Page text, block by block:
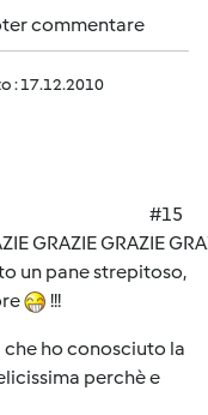
commentare
: 17.12.2010
#15
GRAZIE GRAZIE
un pane strepitoso,
!!!
ho conosciuto la
perchè e